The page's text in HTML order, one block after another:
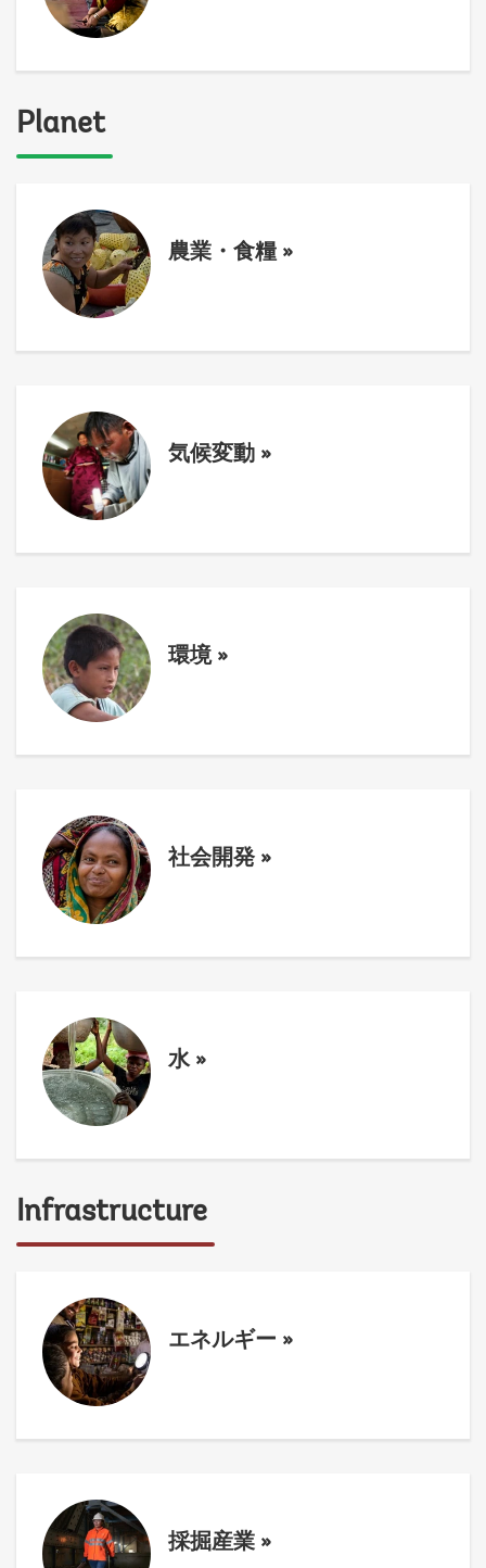
Planet
農業・食糧 »
気候変動 »
環境 »
社会開発 »
水 »
Infrastructure
エネルギー »
採掘産業 »